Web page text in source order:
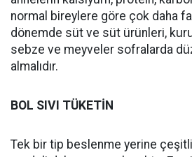
normal bireylere göre çok daha
dönemde süt ve süt ürünleri,
sebze ve meyveler sofralarda
almalıdır.
BOL SIVI TÜKETİN
Tek bir tip beslenme yerine